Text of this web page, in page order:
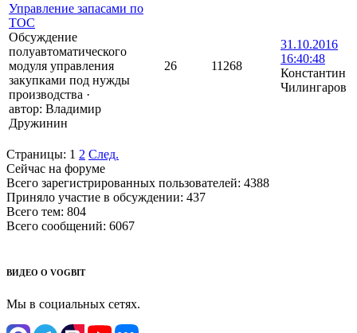
Управление запасами по
ТОС
Обсуждение
полуавтоматического
модуля управления
закупками под нужды
производства ·
автор: Владимир
Дружинин
26 11268
31.10.2016
16:40:48
Константин
Чилингаров
Страницы: 1 2 След.
Сейчас на форуме
Всего зарегистрированных пользователей: 4388
Приняло участие в обсуждении: 437
Всего тем: 804
Всего сообщений: 6067
ВИДЕО О VOGBIT
Мы в социальных сетях.